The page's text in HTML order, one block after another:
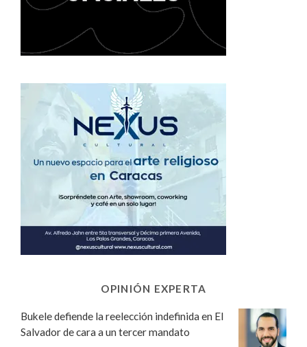
OPINIÓN EXPERTA
Bukele defiende la reelección indefinida en El
Salvador de cara a un tercer mandato